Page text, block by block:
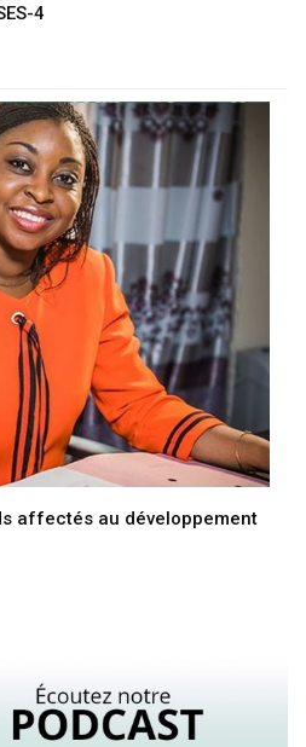
4
affectés au développement